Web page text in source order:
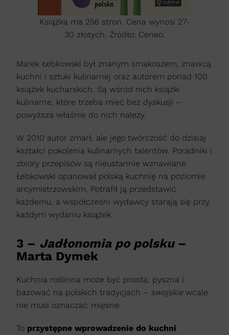
Książka ma 256 stron. Cena wynosi 27-
30 złotych. Źródło: Ceneo.
Marek Łebkowski był znanym smakoszem, znawcą
kuchni i sztuki kulinarnej oraz autorem ponad 100
książek kucharskich. Są wśród nich książki
kulinarne, które trzeba mieć bez dyskusji –
powyższa właśnie do nich należy.
W 2010 autor zmarł, ale jego twórczość do dzisiaj
kształci pokolenia kulinarnych talentów. Poradniki i
zbiory przepisów są nieustannie wznawiane.
Łebkowski opanował polską kuchnię na poziomie
arcymistrzowskim. Potrafił ją przedstawić
każdemu, a współcześni wydawcy starają się przy
każdym wydaniu książek.
3 – Jadłonomia po polsku –
Marta Dymek
Kuchnia roślinna może być prosta, pyszna i
bazować na polskich tradycjach – swojskie wcale
nie musi oznaczać mięsne
To przystępne wprowadzenie do kuchni